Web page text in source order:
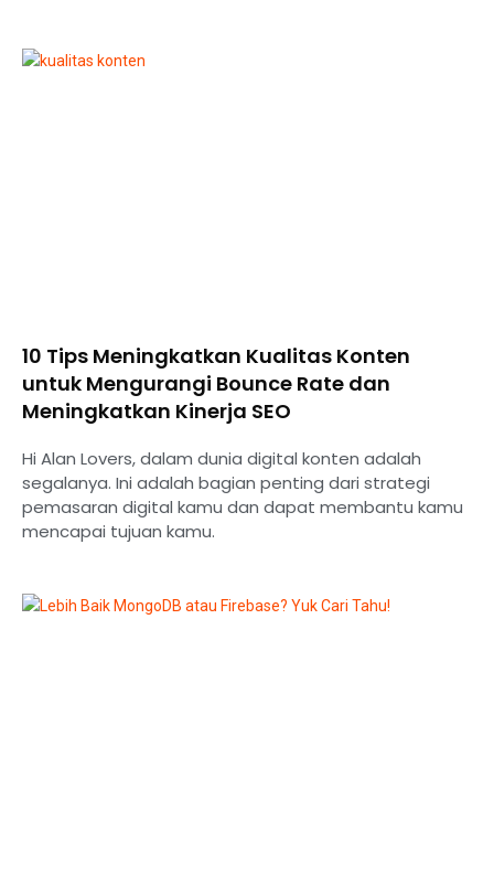
10 Tips Meningkatkan Kualitas Konten
untuk Mengurangi Bounce Rate dan
Meningkatkan Kinerja SEO
Hi Alan Lovers, dalam dunia digital konten adalah
segalanya. Ini adalah bagian penting dari strategi
pemasaran digital kamu dan dapat membantu kamu
mencapai tujuan kamu.